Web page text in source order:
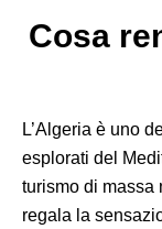
Cosa
L’Algeria è uno
esplorati del
turismo di massa
regala la